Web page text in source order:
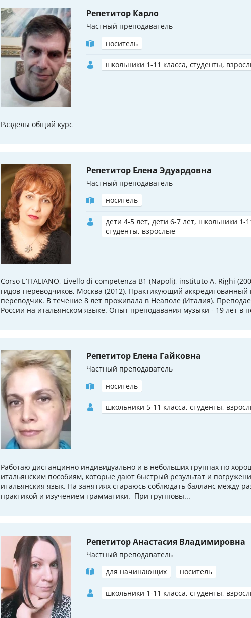
Репетитор Карло
Частный преподаватель
носитель
школьники 1-11 класса, студенты,
Разделы общий курс
Репетитор Елена Эдуардовна
Частный преподаватель
носитель
дети 4-5 лет, дети 6-7 лет, школьники 1-
студенты, взрослые
Corso L`ITALIANO, Livello di competenza B1 (Napoli), instituto A. Righi
гидов-переводчиков, Москва (2012). Практикующий аккредитованный
переводчик. В течение 8 лет проживала в Неаполе (Италия).
России на итальянском языке. Опыт преподавания музыки - 19 лет в
Репетитор Елена Гайковна
Частный преподаватель
носитель
школьники 5-11 класса, студенты,
Работаю дистанцинно индивидуально и в небольших группах по
итальянским пособиям, которые дают быстрый результат и
итальянския язык. На занятиях стараюсь соблюдать балланс между
практикой и изучением грамматики. При групповы...
Репетитор Анастасия Владимировна
Частный преподаватель
для начинающих
носитель
школьники 1-11 класса, студенты,